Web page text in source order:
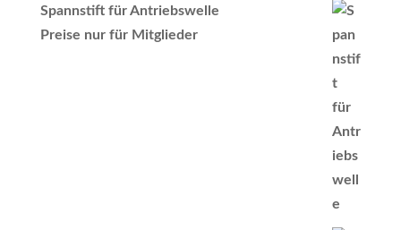
Spannstift für Antriebswelle
Preise nur für Mitglieder